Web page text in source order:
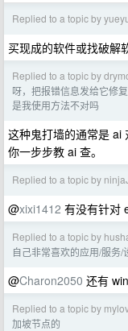
Replied to a topic by
买现成的软件或找破解
Replied to a topic by
呀，把报错信息发给它修
是我使用方法不对吗
这种鬼打墙的通常是 ai
你一步步教 ai 查。
Replied to a topic by
@xixi1412 有没有针对
Replied to a topic by
自己非常喜欢的应用/服务/
@Charon2050 还有
Replied to a topic by
加坡节点的